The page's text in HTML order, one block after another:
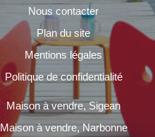
Nous contacter
Plan du site
Mentions légales
Politique de confidentialité
Maison à vendre, Sigean
Maison à vendre, Narbonne